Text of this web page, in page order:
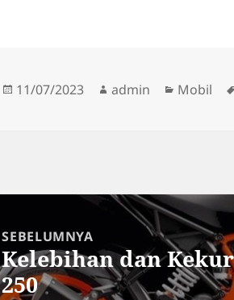
Diposkan
11/07/2023 Penulis
admin Kategori
Mobil
SEBELUMNYA
Pos
sebelumnya:
Kelebihan dan
250